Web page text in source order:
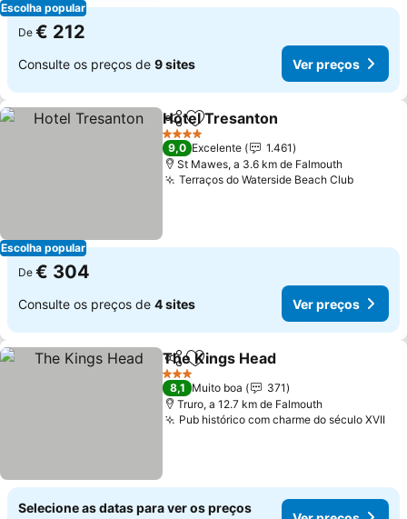
Escolha popular
De € 212
Consulte os preços de 9 sites Ver preços
Escolha popular
PartilharAdicionar aos favoritos
Hotel Tresanton
4 Estrelas
9,0 Excelente
1.461
St Mawes, a 3.6 km de Falmouth
Terraços do Waterside Beach ClubVer
De € 304
Consulte os preços de 4 sites Ver preços
PartilharAdicionar aos favoritos
The Kings Head
3 Estrelas
8,1 Muito boa
371
Truro, a 12.7 km de Falmouth
Pub histórico com charme do século XVII
Selecione as datas para ver os preços